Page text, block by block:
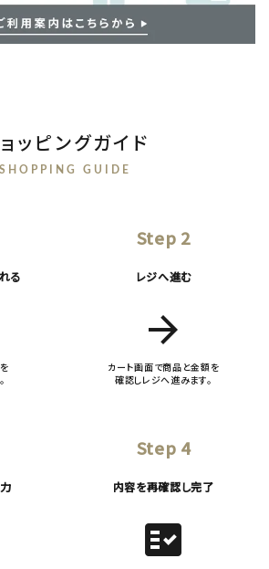
ッピングガイド
SHOPPING GUIDE
る
Step 2
レジへ進む
arrow_forward
カート画面で商品と金額を
確認しレジへ進みます。
Step 4
内容を再確認し完了
fact_check